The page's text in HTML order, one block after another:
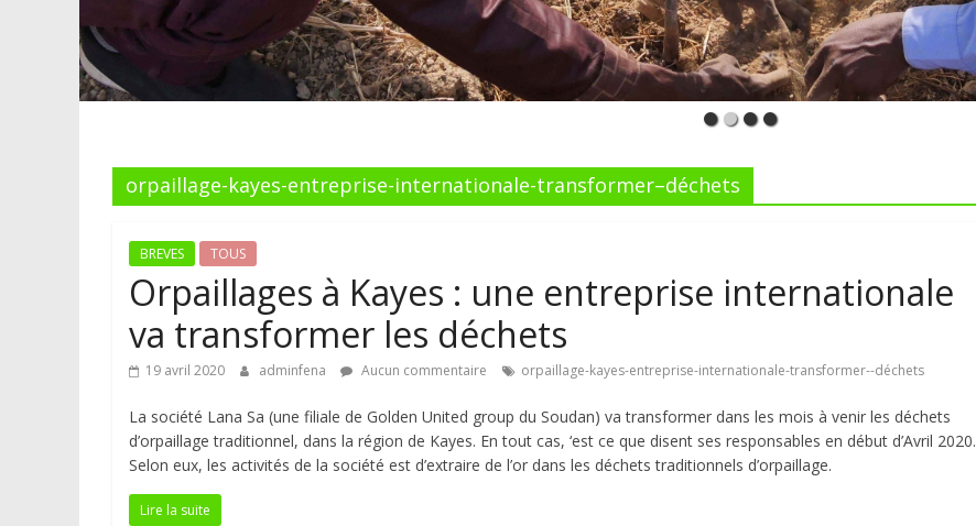
orpaillage-kayes-entreprise-internationale-transformer–déchets
BREVES TOUS
Orpaillages à Kayes : une entreprise internationale
va transformer les déchets
19 avril 2020 adminfena Aucun commentaire orpaillage-kayes-entreprise-internationale-transformer--déchets
La société Lana Sa (une filiale de Golden United group du Soudan) va transformer dans les mois à venir les déchets
d’orpaillage traditionnel, dans la région de Kayes. En tout cas, ‘est ce que disent ses responsables en début d’Avril 2020.
Selon eux, les activités de la société est d’extraire de l’or dans les déchets traditionnels d’orpaillage.
Lire la suite